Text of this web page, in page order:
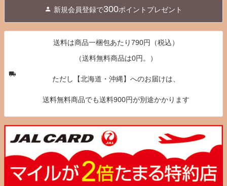
へ
新規会員登録で300ポイントプレゼント
送料は商品一梱包あたり790円（税込）
（送料無料商品は0円。）
ただし【北海道・沖縄】へのお届けは、
送料無料商品でも送料900円が別途かかります